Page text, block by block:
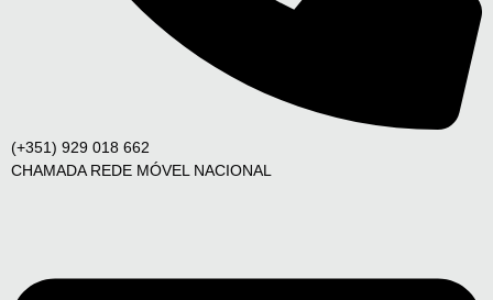
(+351) 929 018 662
CHAMADA REDE MÓVEL NACIONAL